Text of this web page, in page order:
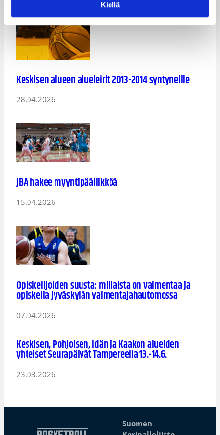
Kiellä
Keskisen alueen alueleirit 2013-2014 syntyneille
28.04.2026
JBA hakee myyntipäällikköä
15.04.2026
Opiskelijoiden suusta: millaista on valmentaa ja
opiskella Jyväskylän valmentajahautomossa
07.04.2026
Keskisen, Pohjoisen, Idän ja Kaakon alueiden
yhteiset Seurapäivät Tampereella 13.-14.6.
23.03.2026
Suomen